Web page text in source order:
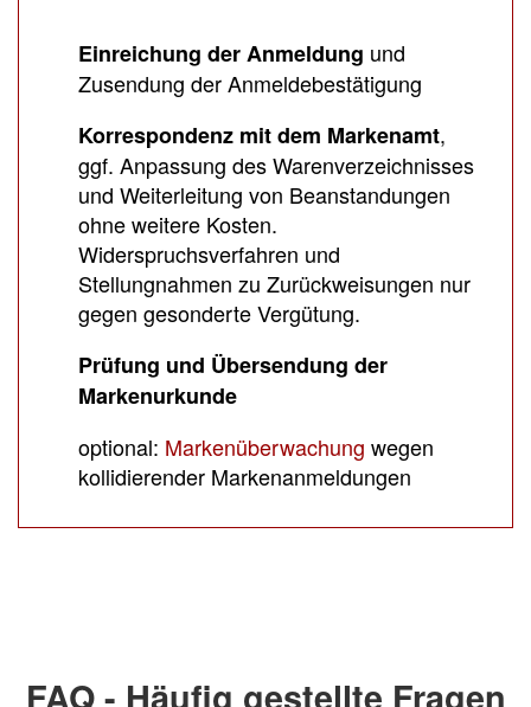
Einreichung der Anmeldung und
Zusendung der Anmeldebestätigung
Korrespondenz mit dem Markenamt,
ggf. Anpassung des Warenverzeichnisses
und Weiterleitung von Beanstandungen
ohne weitere Kosten.
Widerspruchsverfahren und
Stellungnahmen zu Zurückweisungen nur
gegen gesonderte Vergütung.
Prüfung und Übersendung der
Markenurkunde
optional: Markenüberwachung wegen
kollidierender Markenanmeldungen
FAQ - Häufig gestellte Fragen